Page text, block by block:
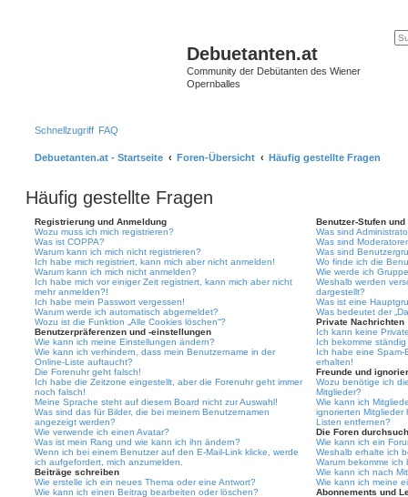
Debuetanten.at
Community der Debütanten des Wiener
Opernballes
Schnellzugriff FAQ
Debuetanten.at - Startseite Foren-Übersicht Häufig gestellte Fragen
Häufig gestellte Fragen
Registrierung und Anmeldung
Wozu muss ich mich registrieren?
Was ist COPPA?
Warum kann ich mich nicht registrieren?
Ich habe mich registriert, kann mich aber nicht anmelden!
Warum kann ich mich nicht anmelden?
Ich habe mich vor einiger Zeit registriert, kann mich aber nicht
mehr anmelden?!
Ich habe mein Passwort vergessen!
Warum werde ich automatisch abgemeldet?
Wozu ist die Funktion „Alle Cookies löschen“?
Benutzerpräferenzen und -einstellungen
Wie kann ich meine Einstellungen ändern?
Wie kann ich verhindern, dass mein Benutzername in der
Online-Liste auftaucht?
Die Forenuhr geht falsch!
Ich habe die Zeitzone eingestellt, aber die Forenuhr geht immer
noch falsch!
Meine Sprache steht auf diesem Board nicht zur Auswahl!
Was sind das für Bilder, die bei meinem Benutzernamen
angezeigt werden?
Wie verwende ich einen Avatar?
Was ist mein Rang und wie kann ich ihn ändern?
Wenn ich bei einem Benutzer auf den E-Mail-Link klicke, werde
ich aufgefordert, mich anzumelden.
Beiträge schreiben
Wie erstelle ich ein neues Thema oder eine Antwort?
Wie kann ich einen Beitrag bearbeiten oder löschen?
Benutzer-Stufen und
Was sind
Was sind
Was sind
Wo finde ich die
Wie werde ich
Weshalb werden
dargestellt?
Was ist eine
Was bedeutet der
Private Nachrichten
Ich kann keine
Ich bekomme
Ich habe eine Spam-
erhalten!
Freunde und
Wozu benötige ich
Mitglieder?
Wie kann ich
ignorierten
Listen entfernen?
Die Foren
Wie kann ich ein
Weshalb erhalte ich
Warum bekomme
Wie kann ich nach
Wie kann ich meine
Abonnements und